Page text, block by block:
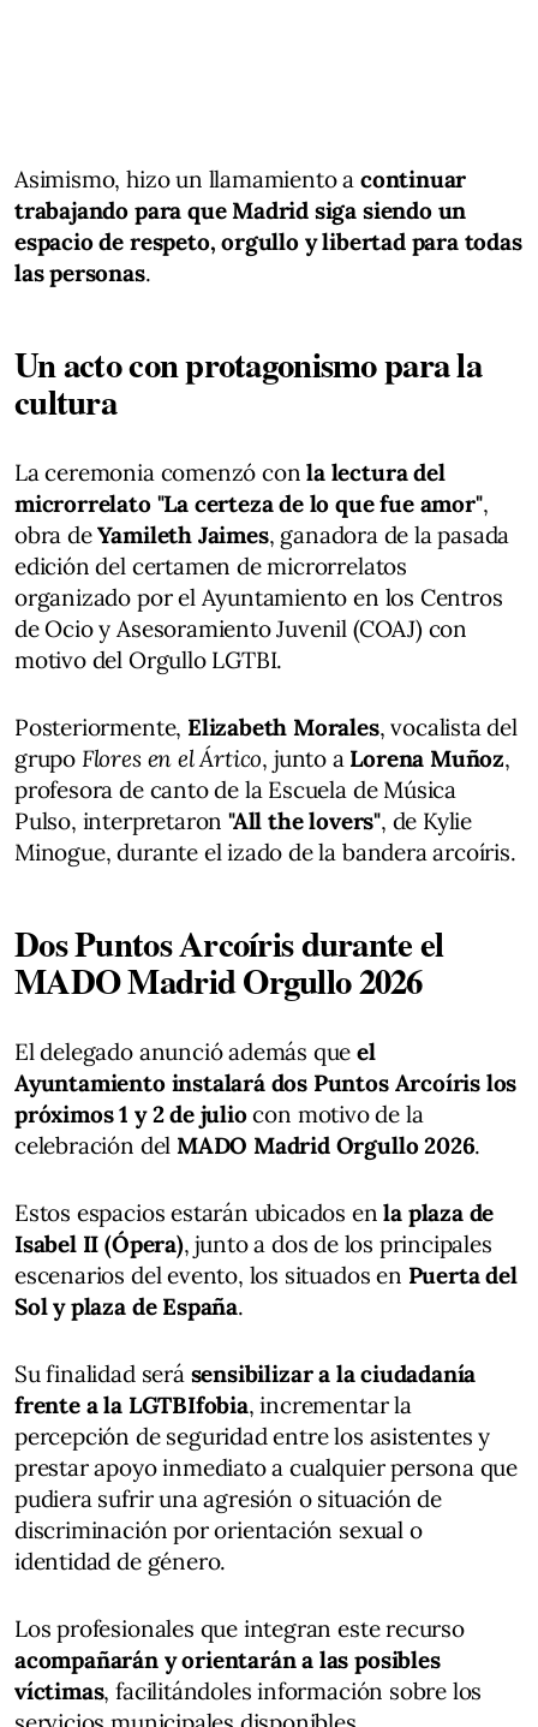
Asimismo, hizo un llamamiento a continuar
trabajando para que Madrid siga siendo un
espacio de respeto, orgullo y libertad para todas
las personas.
Un acto con protagonismo para la
cultura
La ceremonia comenzó conla lectura del
microrrelato "La certeza de lo que fue amor",
obra deYamileth Jaimes, ganadora de la pasada
edición del certamen de microrrelatos
organizado por el Ayuntamiento en los Centros
de Ocio y Asesoramiento Juvenil (COAJ) con
motivo del Orgullo LGTBI.
Posteriormente, Elizabeth Morales, vocalista del
grupo Flores en el Ártico, junto a Lorena Muñoz,
profesora de canto de la Escuela de Música
Pulso, interpretaron"All the lovers", de Kylie
Minogue, durante el izado de la bandera arcoíris.
Dos Puntos Arcoíris durante el
MADO Madrid Orgullo 2026
El delegado anunció además queel
Ayuntamiento instalará dos Puntos Arcoíris los
próximos 1 y 2 de juliocon motivo de la
celebración del MADO Madrid Orgullo 2026.
Estos espacios estarán ubicados enla plaza de
Isabel II (Ópera), junto a dos de los principales
escenarios del evento, los situados en Puerta del
Sol y plaza de España.
Su finalidad será sensibilizar a la ciudadanía
frente a la LGTBIfobia, incrementar la
percepción de seguridad entre los asistentes y
prestar apoyo inmediato a cualquier persona que
pudiera sufrir una agresión o situación de
discriminación por orientación sexual o
identidad de género.
Los profesionales que integran este recurso
acompañarán y orientarán a las posibles
víctimas, facilitándoles información sobre los